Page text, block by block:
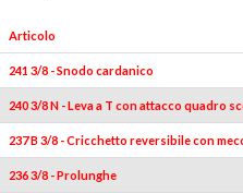
Articolo
241 3/8 - Snodo cardanico
240 3/8 N - Leva a T con attacco quadro
237 B 3/8 - Cricchetto reversibile con
236 3/8 - Prolunghe